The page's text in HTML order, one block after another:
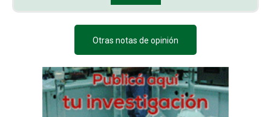
Otras notas de opinión